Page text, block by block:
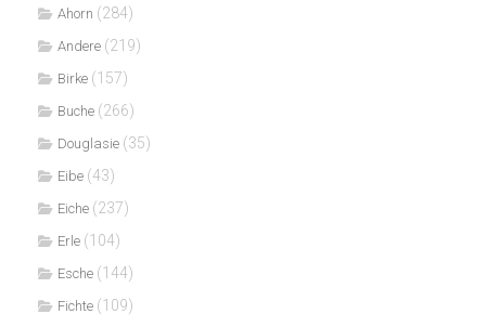
Ahorn (284)
Andere (219)
Birke (157)
Buche (266)
Douglasie (35)
Eibe (43)
Eiche (237)
Erle (104)
Esche (144)
Fichte (109)